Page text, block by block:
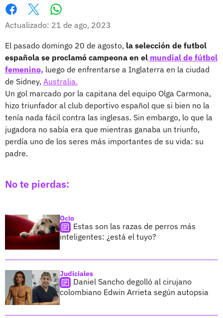
Facebook
X
Actualizado: 21 de ago, 2023
El pasado domingo 20 de agosto, la selección de futbol
española se proclamó campeona en el mundial de fútbol
femenino, luego de enfrentarse a Inglaterra en la ciudad
de Sidney, Australia.
Un gol marcado por la capitana del equipo Olga Carmona,
hizo triunfador al club deportivo español que si bien no la
tenía nada fácil contra las inglesas. Sin embargo, lo que la
jugadora no sabía era que mientras ganaba un triunfo,
perdía uno de los seres más importantes de su vida: su
padre.
No te pierdas:
Ocio
Estas son las razas de perros más
inteligentes: ¿está el tuyo?
Judiciales
Daniel Sancho degolló al cirujano
colombiano Edwin Arrieta según autopsia